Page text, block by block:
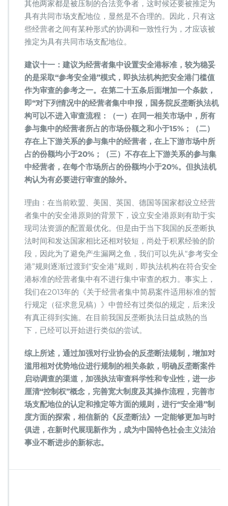
其他两家都是被压制的合法竞争者，这时候还要被推定为
具有共同市场支配地位，显然是不合理的。因此，只有这
些经营者之间有某种形式的协调和一致性行为，才应该被
推定为具有共同市场支配地位。
建议十一：建议为经营者集中设置安全港标准，较为稳妥
的是采取“参考安全港”模式，即执法机构把安全港门槛值
作为审查的参考之一。在第二十五条后面增加一个条款，
即“对下列情况中的经营者集中申报，国务院反垄断执法机
构可以不进入审查流程：（一）在同一相关市场中，所有
参与集中的经营者所占的市场份额之和小于15%；（二）
存在上下游关系的参与集中的经营者，在上下游市场中所
占的份额均小于20%；（三）不存在上下游关系的参与集
中经营者，在每个市场所占的份额均小于20%。但执法机
构认为有必要进行审查的除外。
理由：在当前欧盟、美国、英国、德国等国家都设立经营
者集中的安全港原则的背景下，设立安全港原则有助于实
现司法资源的配置最优化。但是由于当下我国的反垄断执
法时间和发达国家相比还相对较短，尚处于积累经验的阶
段，因此为了避免产生漏网之鱼，我们可以先从“参考安全
港”规则逐渐过渡到“安全港”规则，即执法机构在符合安全
港标准的经营者集中有不进行集中审查的权力。事实上，
我们在2013年的《关于经营者集中简易案件适用标准的暂
行规定（征求意见稿）》中曾经有过类似的规定，后来没
有真正得到实施。在目前我国反垄断执法日益成熟的当
下，已经可以开始进行类似的尝试。
综上所述，通过加强对行业协会的反垄断法规制，增加对
滥用相对优势地位进行规制的相关条款，明确反垄断案件
启动调查的渠道，加强执法审查科学性和专业性，进一步
厘清“控制权”概念，完善宽大制度及其操作流程，完善市
场支配地位的认定和推定等方面的规则，进行“安全港”制
度方面的探索，相信新的《反垄断法》一定能够更加与时
俱进，在新时代展现新作为，成为中国特色社会主义法治
事业不断进步的新标志。